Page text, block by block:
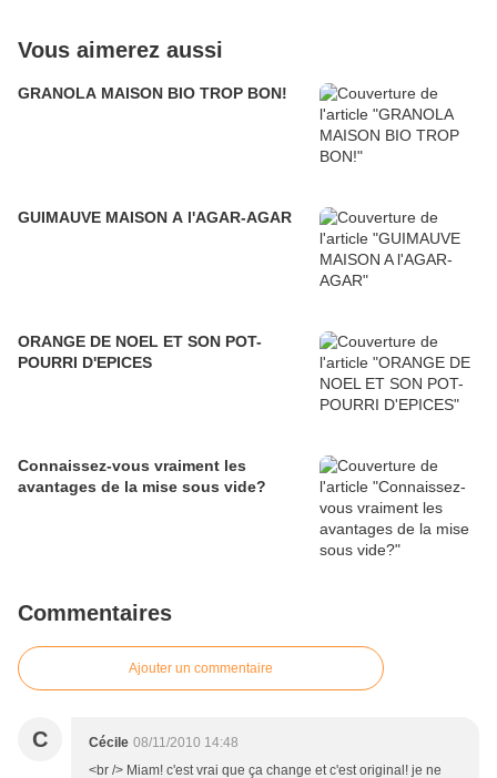
Vous aimerez aussi
GRANOLA MAISON BIO TROP BON!
GUIMAUVE MAISON A l'AGAR-AGAR
ORANGE DE NOEL ET SON POT-
POURRI D'EPICES
Connaissez-vous vraiment les
avantages de la mise sous vide?
Commentaires
Ajouter un commentaire
C Cécile 08/11/2010 14:48
<br /> Miam! c'est vrai que ça change et c'est original! je ne